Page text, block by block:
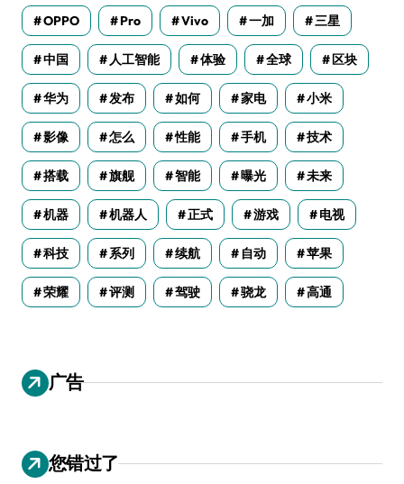
OPPO Pro Vivo 一加 三星
中国 人工智能 体验 全球 区块
华为 发布 如何 家电 小米
影像 怎么 性能 手机 技术
搭载 旗舰 智能 曝光 未来
机器 机器人 正式 游戏 电视
科技 系列 续航 自动 苹果
荣耀 评测 驾驶 骁龙 高通
广告
您错过了